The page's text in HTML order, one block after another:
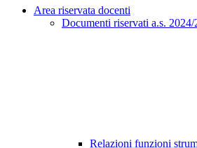
Area riservata docenti
Documenti riservati a.s. 2024/
Relazioni funzioni